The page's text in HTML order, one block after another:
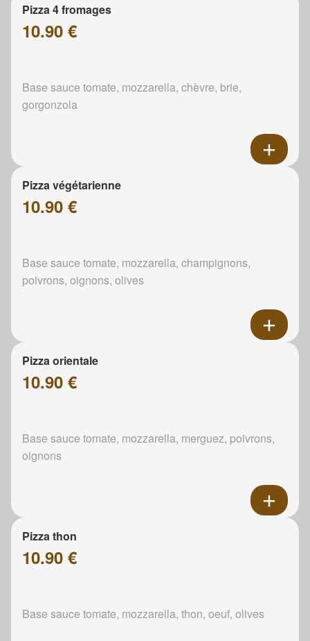
Pizza 4 fromages
10.90 €
Base sauce tomate, mozzarella, chèvre, brie,
gorgonzola
Pizza végétarienne
10.90 €
Base sauce tomate, mozzarella, champignons,
poivrons, oignons, olives
Pizza orientale
10.90 €
Base sauce tomate, mozzarella, merguez, poivrons,
oignons
Pizza thon
10.90 €
Base sauce tomate, mozzarella, thon, oeuf, olives